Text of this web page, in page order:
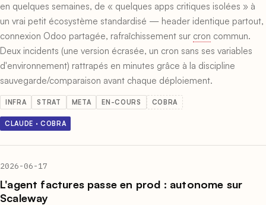
en quelques semaines, de « quelques apps critiques isolées » à
un vrai petit écosystème standardisé — header identique partout,
connexion Odoo partagée, rafraîchissement sur cron commun.
Deux incidents (une version écrasée, un cron sans ses variables
d'environnement) rattrapés en minutes grâce à la discipline
sauvegarde/comparaison avant chaque déploiement.
INFRA STRAT META EN-COURS COBRA
CLAUDE · COBRA
2026-06-17
L'agent factures passe en prod : autonome sur
Scaleway